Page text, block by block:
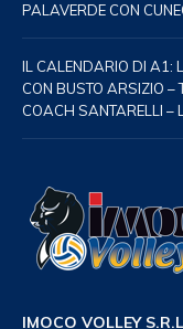
PALAVERDE CON
IL CALENDARIO DI A1:
CON BUSTO ARSIZIO –
COACH SANTARELLI –
IMOCO VOLLEY